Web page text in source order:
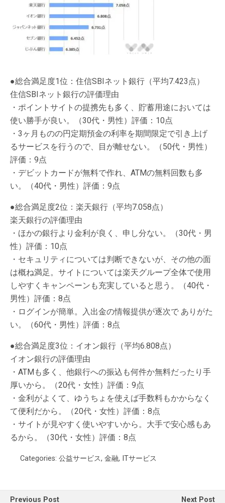
●総合満足度1位：住信SBIネット銀行（平均7.423点）
住信SBIネット銀行の評価理由
・ポイントサイトの提携先も多く、貯蓄用途においては
使い勝手が良い。（30代・男性）評価：10点
・3ヶ月ものの円定期預金の利率を期間限定で引き上げ
るサービスを行うので、目が離せない。（50代・男性）
評価：9点
・デビットカードが無料で作れ、ATMの無料回数も多
い。（40代・男性）評価：9点
●総合満足度2位：楽天銀行（平均7.058点）
楽天銀行の評価理由
・ほかの銀行より金利が良く、申し分ない。（30代・男
性）評価：10点
・セキュリティについては判断できないが、その他の面
は概ね満足。サイトについては楽天グループ全体で使用
しやすくキャンペーンも充実していると思う。（40代・
男性）評価：8点
・ログインが簡単。入出金の情報提供が逐次で ありがた
い。（60代・男性）評価：8点
●総合満足度3位：イオン銀行（平均6.808点）
イオン銀行の評価理由
・ATMも多く、他銀行への振込も何件か無料だったり手
厚いから。（20代・女性）評価：9点
・金利がよくて、ゆうちょを使えば手数料もかからなく
て便利だから。（20代・女性）評価：8点
・サイトが見やすく使いやすいから。大手で安心感もあ
るから。（30代・女性）評価：8点
Categories: 公益サービス, 金融, ITサービス
Previous Post Next Post